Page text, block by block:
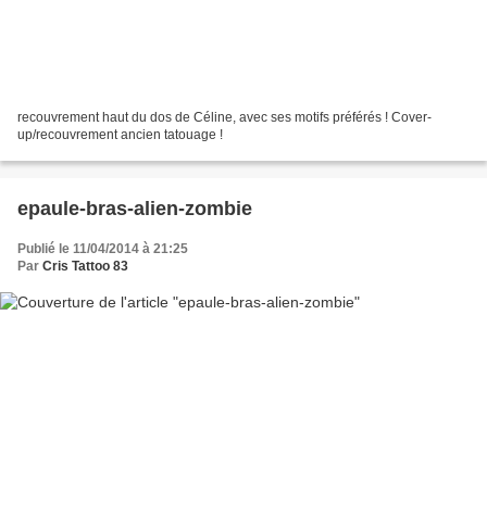
recouvrement haut du dos de Céline, avec ses motifs préférés ! Cover-
up/recouvrement ancien tatouage !
epaule-bras-alien-zombie
Publié le 11/04/2014 à 21:25
Par Cris Tattoo 83